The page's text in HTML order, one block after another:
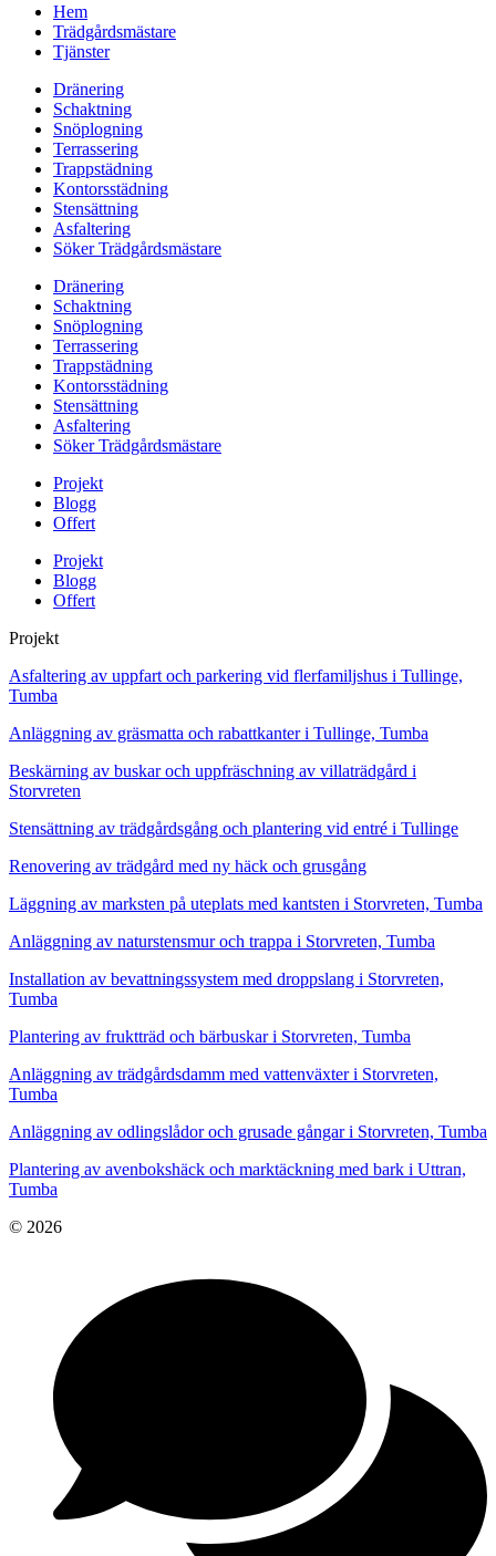
Hem
Trädgårdsmästare
Tjänster
Dränering
Schaktning
Snöplogning
Terrassering
Trappstädning
Kontorsstädning
Stensättning
Asfaltering
Söker Trädgårdsmästare
Dränering
Schaktning
Snöplogning
Terrassering
Trappstädning
Kontorsstädning
Stensättning
Asfaltering
Söker Trädgårdsmästare
Projekt
Blogg
Offert
Projekt
Blogg
Offert
Projekt
Asfaltering av uppfart och parkering vid flerfamiljshus i Tullinge,
Tumba
Anläggning av gräsmatta och rabattkanter i Tullinge, Tumba
Beskärning av buskar och uppfräschning av villaträdgård i
Storvreten
Stensättning av trädgårdsgång och plantering vid entré i Tullinge
Renovering av trädgård med ny häck och grusgång
Läggning av marksten på uteplats med kantsten i Storvreten, Tumba
Anläggning av naturstensmur och trappa i Storvreten, Tumba
Installation av bevattningssystem med droppslang i Storvreten,
Tumba
Plantering av fruktträd och bärbuskar i Storvreten, Tumba
Anläggning av trädgårdsdamm med vattenväxter i Storvreten,
Tumba
Anläggning av odlingslådor och grusade gångar i Storvreten, Tumba
Plantering av avenbokshäck och marktäckning med bark i Uttran,
Tumba
© 2026